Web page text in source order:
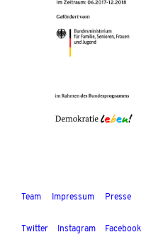
Team Impressum Presse
Twitter Instagram Facebook